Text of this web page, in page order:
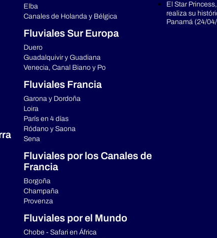
Elba
Canales de Holanda y Bélgica
Fluviales Sur Europa
Duero
Guadalquivir y Guadiana
Venecia, Canal Biano y Po
Fluviales Francia
Garona y Dordoña
Loira
París en 4 días
Ródano y Saona
Sena
Fluviales por los Canales de
Francia
Borgoña
Champaña
Provenza
Fluviales por el Mundo
Chobe - Safari en África
El Star
realiza su
Panamá (24/